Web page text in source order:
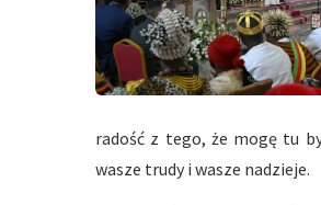
radość z tego, że mogę tu
wasze trudy i wasze nadzieje.